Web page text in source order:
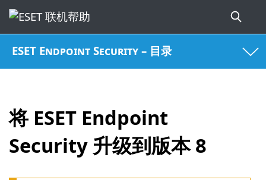
ESET Endpoint Security – 目录
将 ESET Endpoint
Security 升级到版本 8